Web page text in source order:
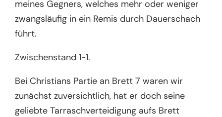
meines Gegners, welches mehr oder weniger
zwangsläufig in ein Remis durch Dauerschach
führt.
Zwischenstand 1-1.
Bei Christians Partie an Brett 7 waren wir
zunächst zuversichtlich, hat er doch seine
geliebte Tarraschverteidigung aufs Brett